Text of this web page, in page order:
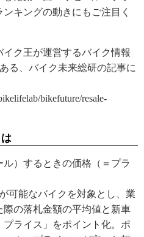
キングの動きにもご注目く
ク王が運営するバイク情報
る、バイク未来総研の記事に
bikefuture/resale-
）するときの価格（＝プラ
可能なバイクを対象とし、業
の落札金額の平均値と新車
ライス」をポイント化。ポ